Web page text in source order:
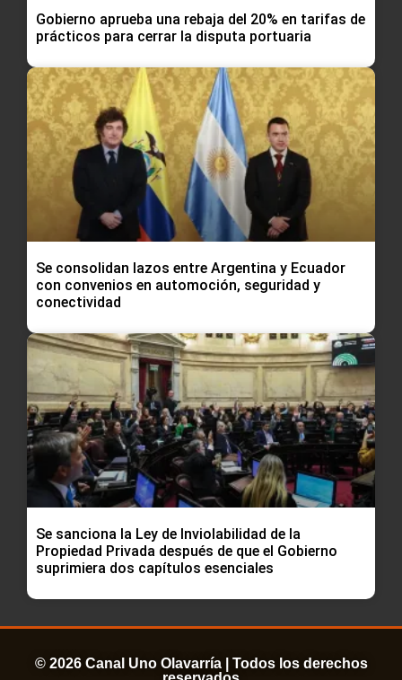
Gobierno aprueba una rebaja del 20% en tarifas de
prácticos para cerrar la disputa portuaria
Se consolidan lazos entre Argentina y Ecuador
con convenios en automoción, seguridad y
conectividad
Se sanciona la Ley de Inviolabilidad de la
Propiedad Privada después de que el Gobierno
suprimiera dos capítulos esenciales
© 2026 Canal Uno Olavarría | Todos los derechos